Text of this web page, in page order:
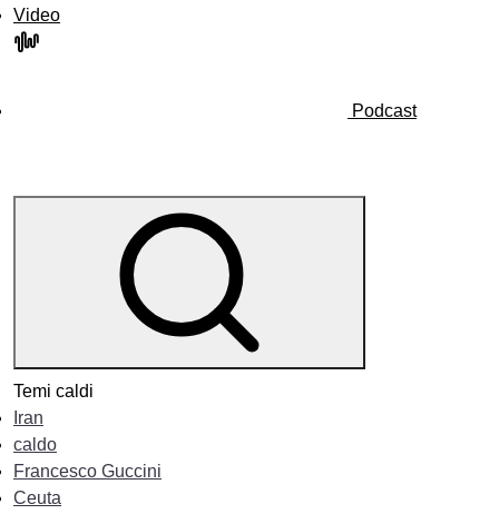
Video
Podcast
Temi caldi
Iran
caldo
Francesco Guccini
Ceuta